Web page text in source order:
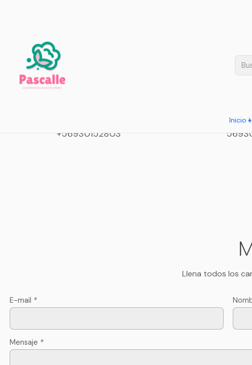
Inicio
+56930152803
Llena todos los
E-mail *
Mensaje *